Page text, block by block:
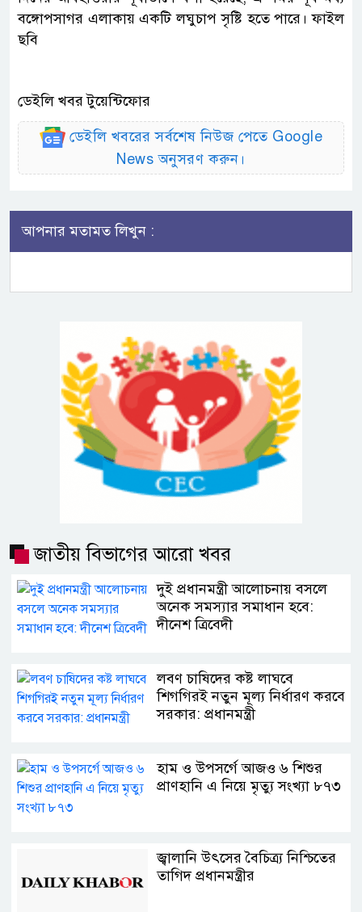
বঙ্গোপসাগর এলাকায় একটি লঘুচাপ সৃষ্টি হতে পারে। ফাইল
ছবি
ডেইলি খবর টুয়েন্টিফোর
ডেইলি খবরের সর্বশেষ নিউজ পেতে Google
News অনুসরণ করুন।
আপনার মতামত লিখুন :
জাতীয় বিভাগের আরো খবর
দুই প্রধানমন্ত্রী আলোচনায় বসলে
অনেক সমস্যার সমাধান হবে:
দীনেশ ত্রিবেদী
লবণ চাষিদের কষ্ট লাঘবে
শিগগিরই নতুন মূল্য নির্ধারণ করবে
সরকার: প্রধানমন্ত্রী
হাম ও উপসর্গে আজও ৬ শিশুর
প্রাণহানি এ নিয়ে মৃত্যু সংখ্যা ৮৭৩
জ্বালানি উৎসের বৈচিত্র্য নিশ্চিতের
তাগিদ প্রধানমন্ত্রীর